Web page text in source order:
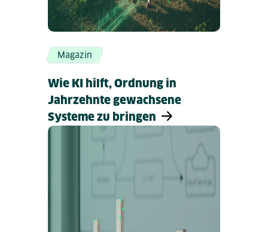
Magazin
Wie KI hilft, Ordnung in
Jahrzehnte gewachsene
Systeme zu bringen